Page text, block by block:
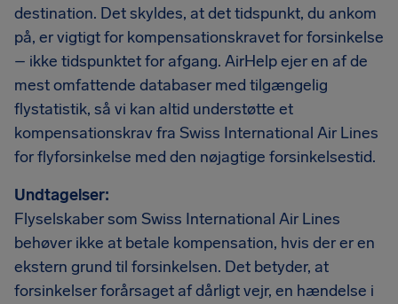
destination. Det skyldes, at det tidspunkt, du ankom
på, er vigtigt for kompensationskravet for forsinkelse
– ikke tidspunktet for afgang. AirHelp ejer en af de
mest omfattende databaser med tilgængelig
flystatistik, så vi kan altid understøtte et
kompensationskrav fra Swiss International Air Lines
for flyforsinkelse med den nøjagtige forsinkelsestid.
Undtagelser:
Flyselskaber som Swiss International Air Lines
behøver ikke at betale kompensation, hvis der er en
ekstern grund til forsinkelsen. Det betyder, at
forsinkelser forårsaget af dårligt vejr, en hændelse i